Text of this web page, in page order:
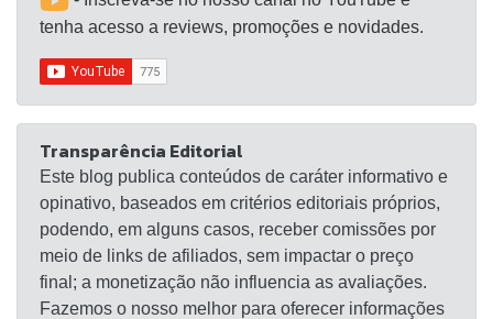
tenha acesso a reviews, promoções e novidades.
Transparência Editorial
Este blog publica conteúdos de caráter informativo e
opinativo, baseados em critérios editoriais próprios,
podendo, em alguns casos, receber comissões por
meio de links de afiliados, sem impactar o preço
final; a monetização não influencia as avaliações.
Fazemos o nosso melhor para oferecer informações